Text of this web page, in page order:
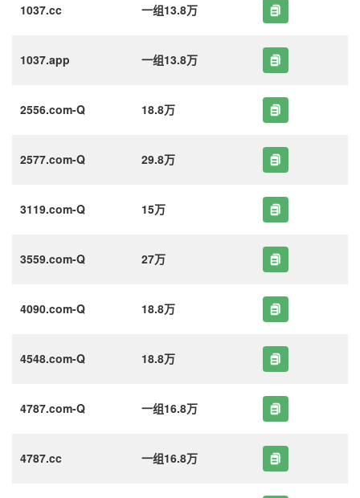
1037.cc 一组13.8万
1037.app 一组13.8万
2556.com-Q 18.8万
2577.com-Q 29.8万
3119.com-Q 15万
3559.com-Q 27万
4090.com-Q 18.8万
4548.com-Q 18.8万
4787.com-Q 一组16.8万
4787.cc 一组16.8万